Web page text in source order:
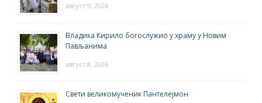
август 9, 2026
Владика Кирило богослужио у храму у Новим
Пављанима
август 8, 2026
Свети великомученик Пантелејмон